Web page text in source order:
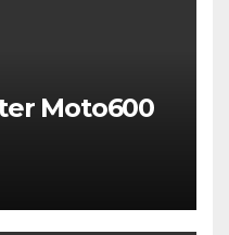
Moto600